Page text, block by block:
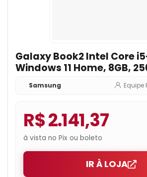
Galaxy Book2 Intel Core
Windows 11 Home, 8GB,
1TB HD, Intel Iris Xe, 15.6”
1.87kg
Samsung Equipe
R$ 2.141,37
à vista no Pix ou boleto
IR À LOJA